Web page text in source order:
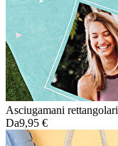
Asciugamani rettangolari
Da9,95 €